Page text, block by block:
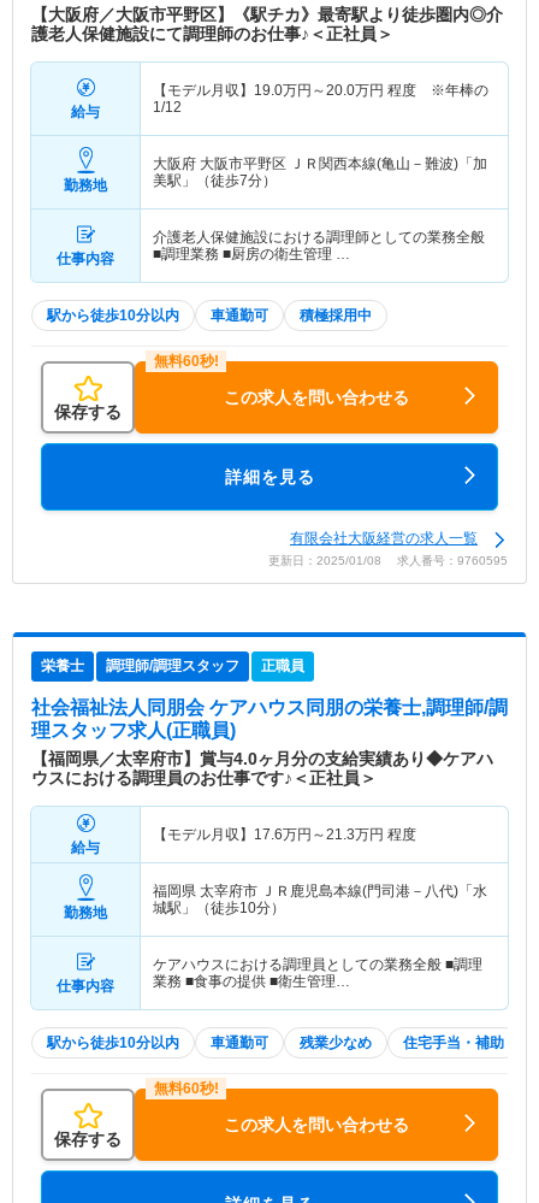
【大阪府／大阪市平野区】《駅チカ》最寄駅より徒歩圏内◎介
護老人保健施設にて調理師のお仕事♪＜正社員＞
給与
【モデル月収】 19.0万円～20.0万円 程度 ※年棒の
1/12
勤務地
大阪府 大阪市平野区 ＪＲ関西本線(亀山－難波)「加
美駅」（徒歩7分）
仕事内容
介護老人保健施設における調理師としての業務全般
■調理業務 ■厨房の衛生管理 …
駅から徒歩10分以内 車通勤可 積極採用中
保存する
この求人を問い合わせる
詳細を見る
有限会社大阪経営の求人一覧
更新日：2025/01/08 求人番号：9760595
栄養士 調理師/調理スタッフ 正職員
社会福祉法人同朋会 ケアハウス同朋の栄養士,調理師/調
理スタッフ求人(正職員)
【福岡県／太宰府市】賞与4.0ヶ月分の支給実績あり◆ケアハ
ウスにおける調理員のお仕事です♪＜正社員＞
給与
【モデル月収】 17.6万円～21.3万円 程度
勤務地
福岡県 太宰府市 ＪＲ鹿児島本線(門司港－八代)「水
城駅」（徒歩10分）
仕事内容
ケアハウスにおける調理員としての業務全般 ■調理
業務 ■食事の提供 ■衛生管理…
駅から徒歩10分以内 車通勤可 残業少なめ 住宅手当・補助
保存する
この求人を問い合わせる